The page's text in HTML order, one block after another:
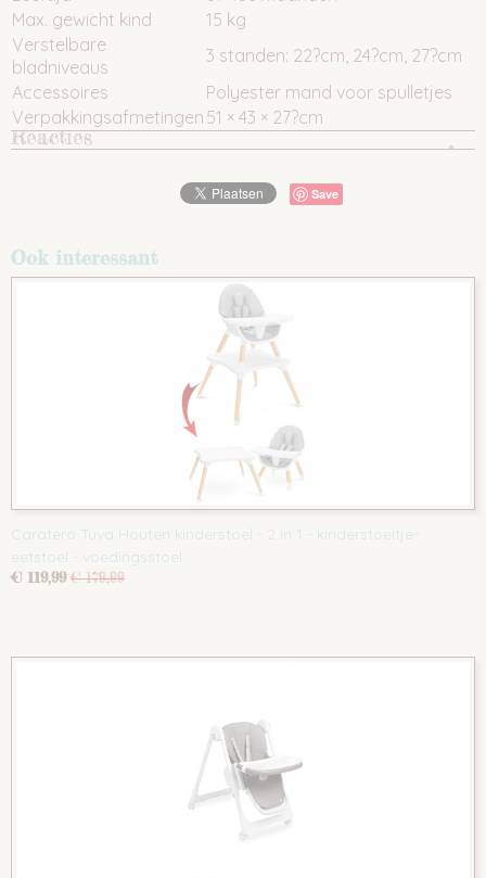
Max. gewicht kind
15 kg
Verstelbare
bladniveaus
3 standen: 22?cm, 24?cm, 27?cm
Accessoires
Polyester mand voor spulletjes
Verpakkingsafmetingen 51 × 43 × 27?cm
Reacties
Save
Ook interessant
Caratero Tuva Houten kinderstoel - 2 in 1 - kinderstoeltje-
eetstoel - voedingsstoel
€ 119,99 € 179,99